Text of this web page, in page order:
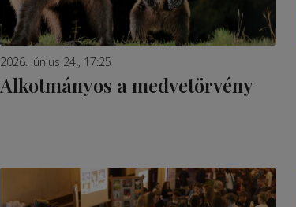
2026. június 24., 17:25
Alkotmányos a medvetörvény